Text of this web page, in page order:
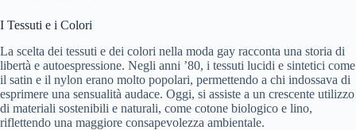
I Tessuti e i Colori
La scelta dei tessuti e dei colori nella moda gay racconta una storia di
libertà e autoespressione. Negli anni ’80, i tessuti lucidi e sintetici come
il satin e il nylon erano molto popolari, permettendo a chi indossava di
esprimere una sensualità audace. Oggi, si assiste a un crescente utilizzo
di materiali sostenibili e naturali, come cotone biologico e lino,
riflettendo una maggiore consapevolezza ambientale.